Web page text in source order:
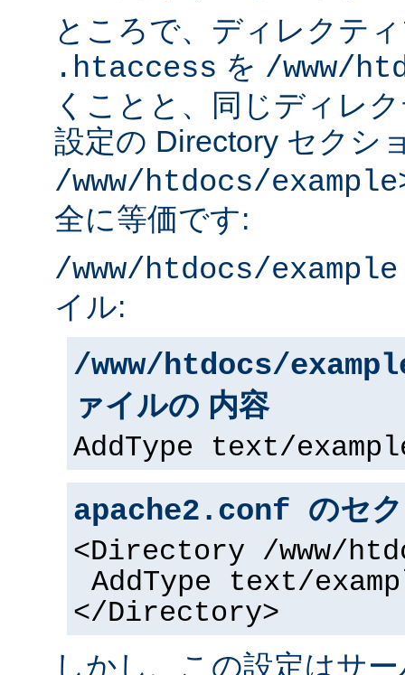
ところで、ディレクテ
.htaccess を /www/
くことと、同じディレ
設定の Directory セクシ
/www/htdocs/
全に等価です:
/www/htdocs/example
イル:
/www/htdocs/
ァイルの 内容
AddType text/
apache2.conf のセク
<Directory /www/
AddType text/
</Directory>
しかし、この設定はサ